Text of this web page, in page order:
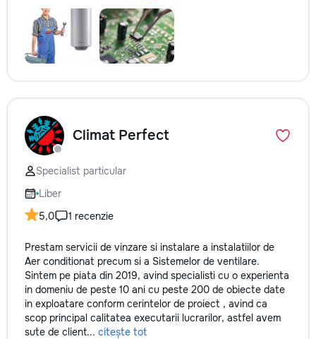
Climat Perfect
Specialist particular
Liber
5,0
1 recenzie
Prestam servicii de vinzare si instalare a instalatiilor de
Aer conditionat precum si a Sistemelor de ventilare.
Sintem pe piata din 2019, avind specialisti cu o experienta
in domeniu de peste 10 ani cu peste 200 de obiecte date
in exploatare conform cerintelor de proiect , avind ca
scop principal calitatea executarii lucrarilor, astfel avem
sute de client... citește tot